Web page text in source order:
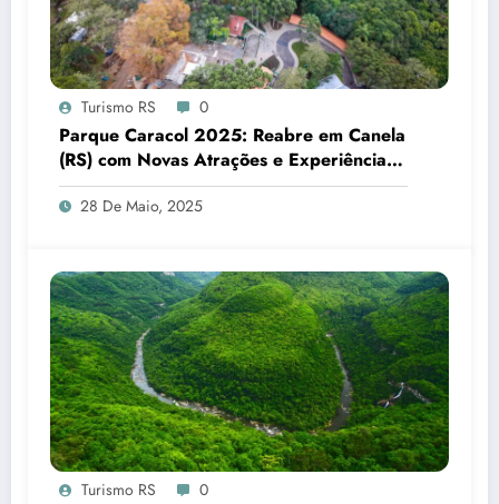
Turismo RS 0
Parque Caracol 2025: Reabre em Canela
(RS) com Novas Atrações e Experiências
para Turismo de Natureza e Aventura
28 De Maio, 2025
Turismo RS 0